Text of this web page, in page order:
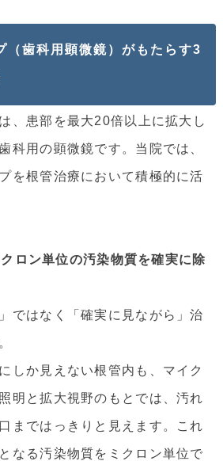
（歯科用顕微鏡）がもたらす3
、患部を最大20倍以上に拡大し
科用の顕微鏡です。当院では、
を根管治療において積極的に活
ロン単位の汚染物質を確実に除
ではなく「確実に見ながら」治
しか見えない根管内も、マイク
明と拡大視野のもとでは、汚れ
まではっきりと見えます。これ
なる汚染物質をミクロン単位で